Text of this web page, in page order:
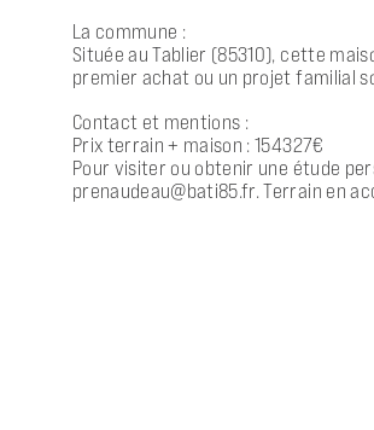
La commune :
Située au Tablier (85310), cette
premier achat ou un projet familial
Contact et mentions :
Prix terrain + maison : 154327€
Pour visiter ou obtenir une étude
prenaudeau@bati85.fr. Terrain en